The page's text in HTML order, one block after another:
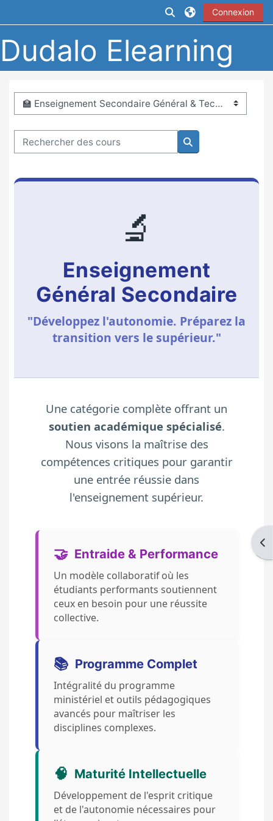
Activer/désactiver
Connexion
Dudalo Elearning
Catégories de cours
Rechercher des cours
Rechercher des
🔬
Enseignement
Général Secondaire
"Développez l'autonomie. Préparez la
transition vers le supérieur."
Une catégorie complète offrant un
soutien académique spécialisé.
Nous visons la maîtrise des
compétences critiques pour garantir
une entrée réussie dans
l'enseignement supérieur.
🤝 Entraide & Performance
Un modèle collaboratif où les
étudiants performants soutiennent
ceux en besoin pour une réussite
collective.
📚 Programme Complet
Intégralité du programme
ministériel et outils pédagogiques
avancés pour maîtriser les
disciplines complexes.
🧠 Maturité Intellectuelle
Développement de l'esprit critique
et de l'autonomie nécessaires pour